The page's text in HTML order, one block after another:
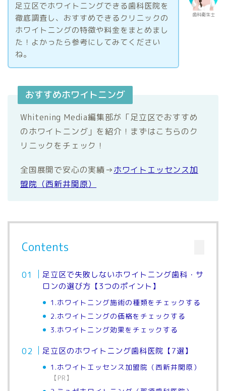
歯科衛生士
足立区でホワイトニングできる歯科医院を
徹底調査し、おすすめできるクリニックの
ホワイトニングの特徴や料金をまとめまし
た！よかったら参考にしてみてください
ね。
おすすめホワイトニング
Whitening Media編集部が「足立区でおすすめ
のホワイトニング」を紹介！まずはこちらのク
リニックをチェック！
全国展開で安心の実績→ホワイトエッセンス加
盟院（西新井関原）
Contents
足立区で失敗しないホワイトニング歯科・サ
ロンの選び方【3つのポイント】
1.ホワイトニング施術の種類をチェックする
2.ホワイトニングの価格をチェックする
3.ホワイトニング効果をチェックする
足立区のホワイトニング歯科医院【7選】
1.ホワイトエッセンス加盟院（西新井関原）
【PR】